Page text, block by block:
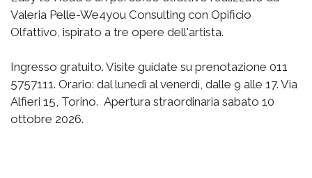
Valeria Pelle-We4you Consulting con Opificio
Olfattivo, ispirato a tre opere dell'artista.
Ingresso gratuito. Visite guidate su prenotazione 011
5757111. Orario: dal lunedì al venerdì, dalle 9 alle 17. Via
Alfieri 15, Torino. Apertura straordinaria sabato 10
ottobre 2026.